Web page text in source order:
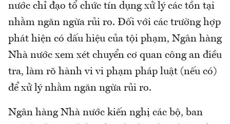
nước chỉ đạo tổ chức tín dụng xử lý các tồn tại
nhằm ngăn ngừa rủi ro. Đối với các trường hợp
phát hiện có dấu hiệu của tội phạm, Ngân hàng
Nhà nước xem xét chuyển cơ quan công an điều
tra, làm rõ hành vi vi phạm pháp luật (nếu có)
để xử lý nhằm ngăn ngừa rủi ro.
Ngân hàng Nhà nước kiến nghị các bộ, ban